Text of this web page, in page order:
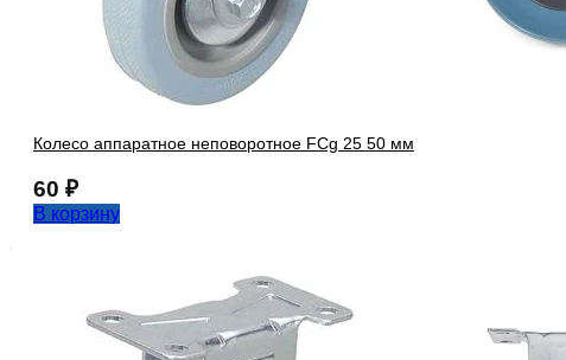
Колесо аппаратное неповоротное FCg 25 50 мм
60 ₽
В корзину